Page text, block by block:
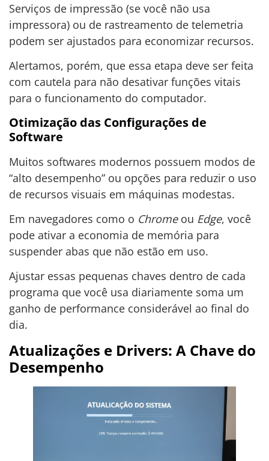
Serviços de impressão (se você não usa
impressora) ou de rastreamento de telemetria
podem ser ajustados para economizar recursos.
Alertamos, porém, que essa etapa deve ser feita
com cautela para não desativar funções vitais
para o funcionamento do computador.
Otimização das Configurações de
Software
Muitos softwares modernos possuem modos de
“alto desempenho” ou opções para reduzir o uso
de recursos visuais em máquinas modestas.
Em navegadores como o Chromeou Edge, você
pode ativar a economia de memória para
suspender abas que não estão em uso.
Ajustar essas pequenas chaves dentro de cada
programa que você usa diariamente soma um
ganho de performance considerável ao final do
dia.
Atualizações e Drivers: A Chave do
Desempenho